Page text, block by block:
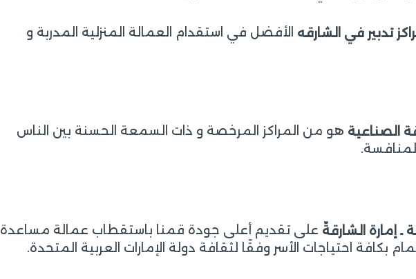
تدبير في الشارقه الأفضل في استقدام العمالة المنزلية المدربة و
الصناعية هو من المراكز المرخصة و ذات السمعة الحسنة بين الناس
ـ إمارة الشارقةّ على تقديم أعلى جودة قمنا باستقطاب عمالة مساعدة
بكافة احتياجات الأسر وفقًا لثقافة دولة الإمارات العربية المتحدة.